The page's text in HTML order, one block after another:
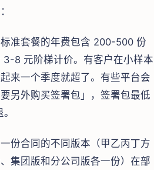
准套餐的年费包含 200-500 份
8 元阶梯计价。有客户在小样本
来一个季度就超了。有些平台会
另外购买签署包」，签署包最低
份合同的不同版本（甲乙丙丁方
集团版和分公司版各一份）在部